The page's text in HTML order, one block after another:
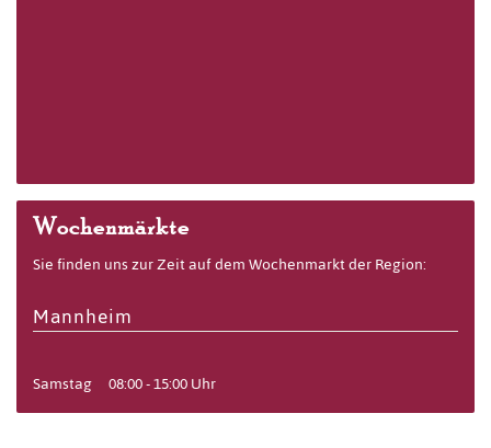
Wochenmärkte
Sie finden uns zur Zeit auf dem Wochenmarkt der Region:
Mannheim
Samstag 08:00 - 15:00 Uhr